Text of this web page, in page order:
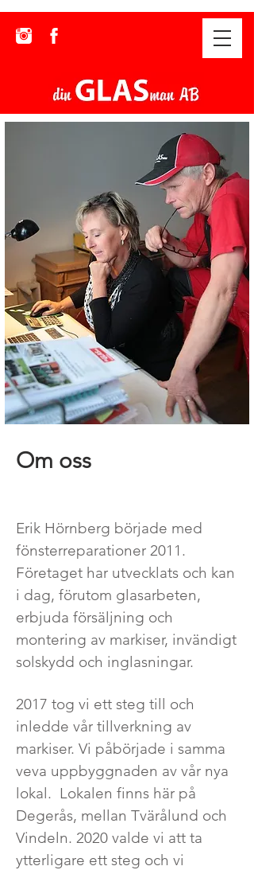
Om oss
Erik Hörnberg började med
fönsterreparationer 2011.
Företaget har utvecklats och kan
i dag, förutom glasarbeten,
erbjuda försäljning och
montering av markiser, invändigt
solskydd och inglasningar.
2017 tog vi ett steg till och
inledde vår tillverkning av
markiser. Vi påbörjade i samma
veva uppbyggnaden av vår nya
lokal. Lokalen finns här på
Degerås, mellan Tvärålund och
Vindeln. 2020 valde vi att ta
ytterligare ett steg och vi